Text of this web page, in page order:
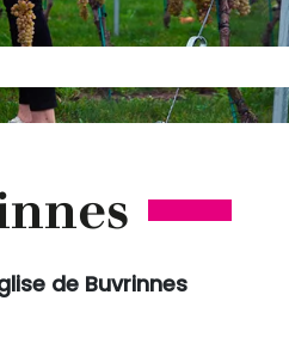
de Buvrinnes